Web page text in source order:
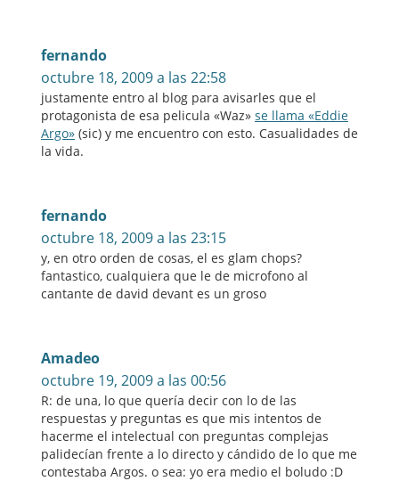
fernando
octubre 18, 2009 a las 22:58
justamente entro al blog para avisarles que el
protagonista de esa pelicula «Waz» se llama «Eddie
Argo» (sic) y me encuentro con esto. Casualidades de
la vida.
fernando
octubre 18, 2009 a las 23:15
y, en otro orden de cosas, el es glam chops?
fantastico, cualquiera que le de microfono al
cantante de david devant es un groso
Amadeo
octubre 19, 2009 a las 00:56
R: de una, lo que quería decir con lo de las
respuestas y preguntas es que mis intentos de
hacerme el intelectual con preguntas complejas
palidecían frente a lo directo y cándido de lo que me
contestaba Argos. o sea: yo era medio el boludo :D